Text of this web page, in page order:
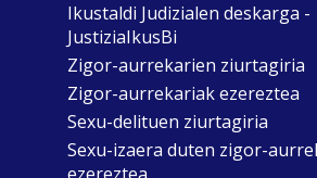
Ikustaldi Judizialen deskarga -
JustiziaIkusBi
Zigor-aurrekarien ziurtagiria
Zigor-aurrekariak ezereztea
Sexu-delituen ziurtagiria
Sexu-izaera duten zigor-